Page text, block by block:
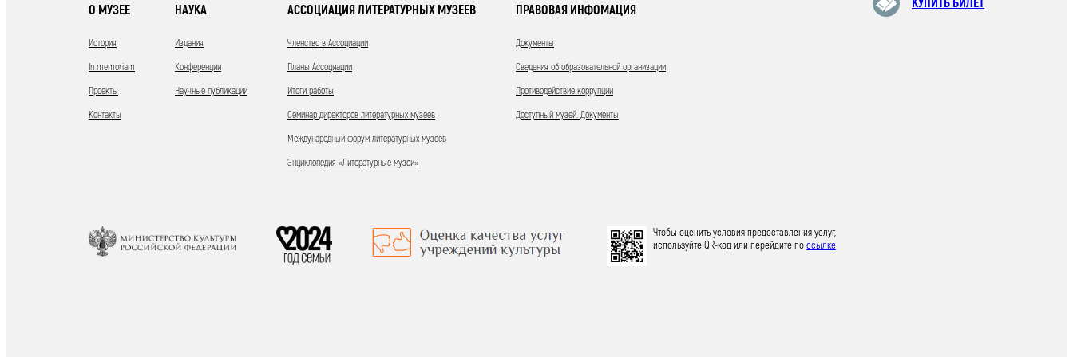
О МУЗЕЕ
История
In memoriam
Проекты
Контакты
НАУКА
Издания
Конференции
Научные публикации
АССОЦИАЦИЯ ЛИТЕРАТУРНЫХ МУЗЕЕВ
Членство в Ассоциации
Планы Ассоциации
Итоги работы
Семинар директоров литературных музеев
Международный форум литературных музеев
Энциклопедия «Литературные музеи»
ПРАВОВАЯ ИНФОМАЦИЯ
Документы
Сведения об образовательной организации
Противодействие коррупции
Доступный музей. Документы
КУПИТЬ БИЛЕТ
Чтобы оценить условия предоставления услуг,
используйте QR-код или перейдите поссылке